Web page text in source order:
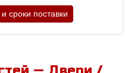
сроки поставки